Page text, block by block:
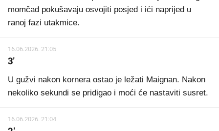
momčad pokušavaju osvojiti posjed i ići naprijed u
ranoj fazi utakmice.
16.06.2026. 21:05
3'
U gužvi nakon kornera ostao je ležati Maignan. Nakon
nekoliko sekundi se pridigao i moći će nastaviti susret.
16.06.2026. 21:04